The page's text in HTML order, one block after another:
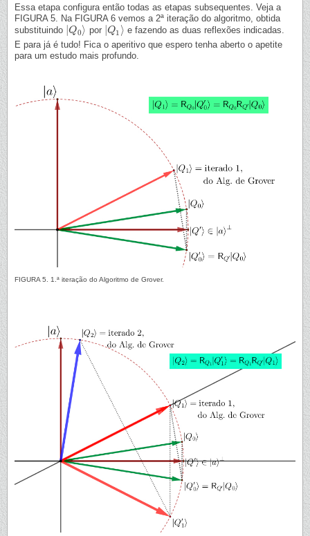
Essa etapa configura então todas as etapas subsequentes. Veja a
FIGURA 5. Na FIGURA 6 vemos a 2ª iteração do algoritmo, obtida
substituindo Q0⟩
Q0⟩ por Q1 ⟩
Q1⟩
e fazendo as duas reflexões indicadas.
E para já é tudo! Fica o aperitivo que espero tenha aberto o apetite
para um estudo mais profundo.
FIGURA 5. 1.ª iteração do Algoritmo de Grover.